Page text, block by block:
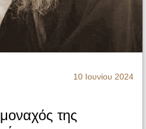
10 Ιουνίου 2024
της